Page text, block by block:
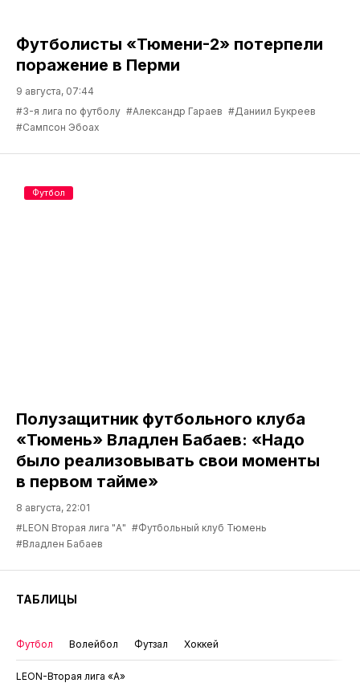
Футболисты «Тюмени-2» потерпели
поражение в Перми
9 августа, 07:44
#3-я лига по футболу #Александр Гараев #Даниил Букреев
#Сампсон Эбоах
Полузащитник футбольного клуба
«Тюмень» Владлен Бабаев: «Надо
было реализовывать свои моменты
в первом тайме»
8 августа, 22:01
#LEON Вторая лига "А" #Футбольный клуб Тюмень
#Владлен Бабаев
Футбол
ТАБЛИЦЫ
Футбол Волейбол Футзал Хоккей
LEON-Вторая лига «А»